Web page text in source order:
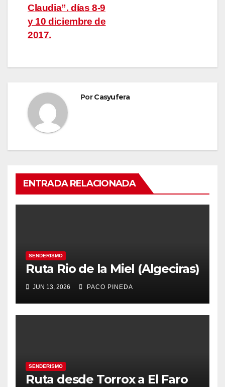
Claudia”. días 8-9
y 10 diciembre de
2017.
PorCasyufera
ENTRADA RELACIONADA
SENDERISMO
Ruta Rio de la Miel (Algeciras)
JUN 13, 2026 PACO PINEDA
SENDERISMO
Ruta desde Torrox a El Faro